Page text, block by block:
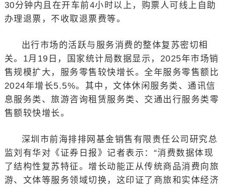
30分钟内且在开车前4小时以上，购票人可线上自助
办理退票，不收取退票费等。
出行市场的活跃与服务消费的整体复苏密切相
关。1月19日，国家统计局数据显示，2025年市场销
售规模扩大，服务零售较快增长。全年服务零售额比
2024年增长5.5%。其中，文体休闲服务类、通讯信
息服务类、旅游咨询租赁服务类、交通出行服务类零
售额较快增长。
深圳市前海排排网基金销售有限责任公司研究总
监刘有华对《证券日报》记者表示：“消费数据体现
了结构性复苏特征。增长动能正从传统商品消费向旅
游、文体等服务领域切换，这印证了商旅和实体经济